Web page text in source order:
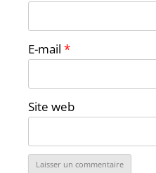
E-mail *
Site web